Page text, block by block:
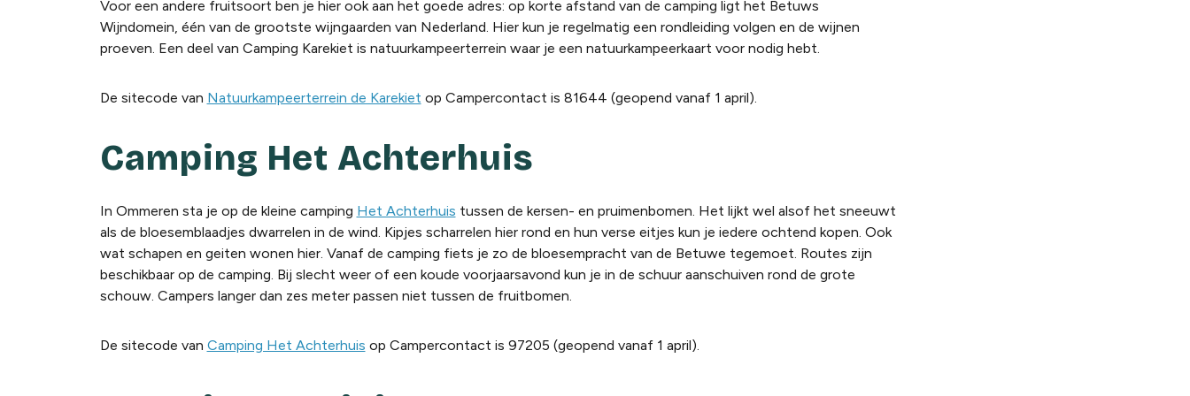
Voor een andere fruitsoort ben je hier ook aan het goede adres: op korte afstand van de camping ligt het Betuws
Wijndomein, één van de grootste wijngaarden van Nederland. Hier kun je regelmatig een rondleiding volgen en de wijnen
proeven. Een deel van Camping Karekiet is natuurkampeerterrein waar je een natuurkampeerkaart voor nodig hebt.
De sitecode van Natuurkampeerterrein de Karekiet op Campercontact is 81644 (geopend vanaf 1 april).
Camping Het Achterhuis
In Ommeren sta je op de kleine camping Het Achterhuis tussen de kersen- en pruimenbomen. Het lijkt wel alsof het sneeuwt
als de bloesemblaadjes dwarrelen in de wind. Kipjes scharrelen hier rond en hun verse eitjes kun je iedere ochtend kopen. Ook
wat schapen en geiten wonen hier. Vanaf de camping fiets je zo de bloesempracht van de Betuwe tegemoet. Routes zijn
beschikbaar op de camping. Bij slecht weer of een koude voorjaarsavond kun je in de schuur aanschuiven rond de grote
schouw. Campers langer dan zes meter passen niet tussen de fruitbomen.
De sitecode van Camping Het Achterhuis op Campercontact is 97205 (geopend vanaf 1 april).